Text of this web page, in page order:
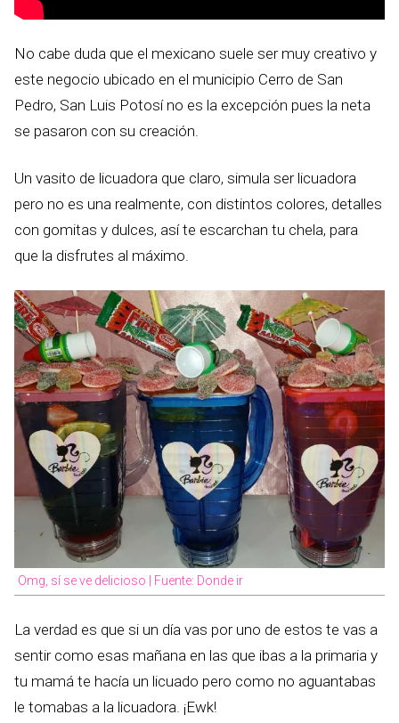
No cabe duda que el mexicano suele ser muy creativo y
este negocio ubicado en el municipio Cerro de San
Pedro, San Luis Potosí no es la excepción pues la neta
se pasaron con su creación.
Un vasito de licuadora que claro, simula ser licuadora
pero no es una realmente, con distintos colores, detalles
con gomitas y dulces, así te escarchan tu chela, para
que la disfrutes al máximo.
Omg, sí se ve delicioso | Fuente: Donde ir
La verdad es que si un día vas por uno de estos te vas a
sentir como esas mañana en las que ibas a la primaria y
tu mamá te hacía un licuado pero como no aguantabas
le tomabas a la licuadora. ¡Ewk!